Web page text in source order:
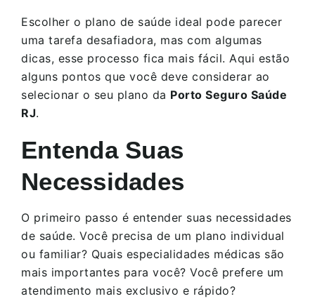
Escolher o plano de saúde ideal pode parecer
uma tarefa desafiadora, mas com algumas
dicas, esse processo fica mais fácil. Aqui estão
alguns pontos que você deve considerar ao
selecionar o seu plano da Porto Seguro Saúde
RJ.
Entenda Suas
Necessidades
O primeiro passo é entender suas necessidades
de saúde. Você precisa de um plano individual
ou familiar? Quais especialidades médicas são
mais importantes para você? Você prefere um
atendimento mais exclusivo e rápido?